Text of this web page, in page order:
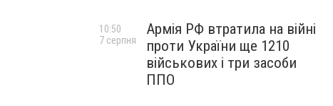
Армія РФ втратила на війні
проти України ще 1210
військових і три засоби
ППО
10:50
7 серпня